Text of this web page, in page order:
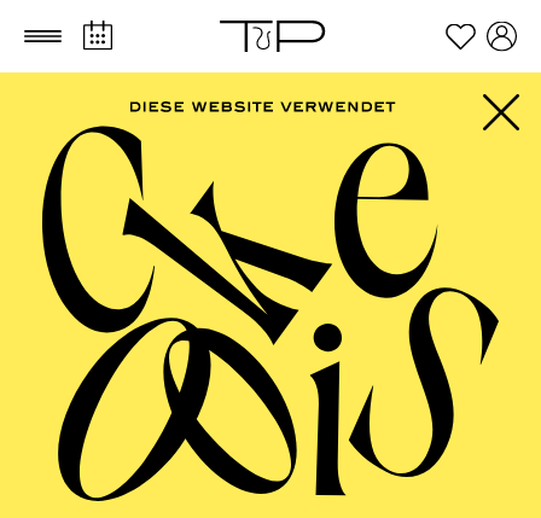
Zum Hauptinhalt springen Zum Footer springen
FILTER
SEPTEMBER 2026
PHILHARMONIE ESSEN
Friday
04.09.2026
20:00 - 23:00
Alfried Krupp Saal